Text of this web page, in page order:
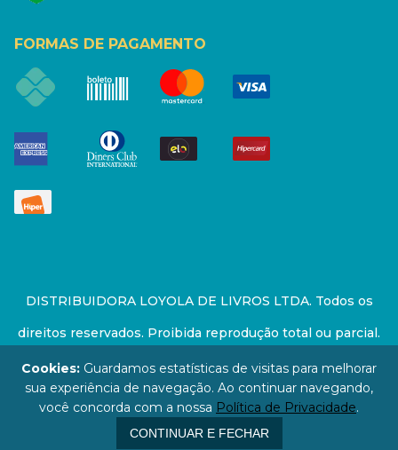
FORMAS DE PAGAMENTO
DISTRIBUIDORA LOYOLA DE LIVROS LTDA. Todos os
direitos reservados. Proibida reprodução total ou parcial.
Preços e estoque sujeito a alterações sem aviso prévio.
67.946.814/0001-94 - LOJA - Rua Senador Feijó - São
Paulo / SP - CEP: 01006-000
Cookies: Guardamos estatísticas de visitas para melhorar
sua experiência de navegação. Ao continuar navegando,
você concorda com a nossa Política de Privacidade.
CONTINUAR E FECHAR